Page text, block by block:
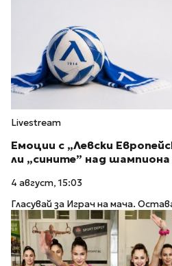
Livestream
Емоции с „Левски
ли „сините” над шампиона
4 август, 15:03
Гласувай за Играч на мача.